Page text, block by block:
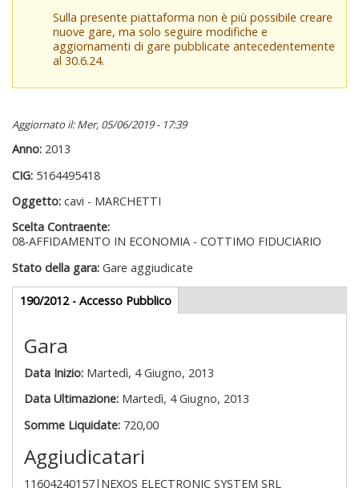
Sulla presente piattaforma non è più possibile creare
nuove gare, ma solo seguire modifiche e
aggiornamenti di gare pubblicate antecedentemente
al 30.6.24.
Aggiornato il: Mer, 05/06/2019 - 17:39
Anno: 2013
CIG: 5164495418
Oggetto: cavi - MARCHETTI
Scelta Contraente:
08-AFFIDAMENTO IN ECONOMIA - COTTIMO FIDUCIARIO
Stato della gara: Gare aggiudicate
Gare appalti
190/2012 - Accesso Pubblico(scheda
attiva)
Gara
Data Inizio: Martedì, 4 Giugno, 2013
Data Ultimazione: Martedì, 4 Giugno, 2013
Somme Liquidate: 720,00
Aggiudicatari
11604240157|NEXOS ELECTRONIC SYSTEM SRL